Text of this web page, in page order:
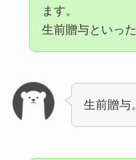
ます。
生前贈与といっ
生前贈与。